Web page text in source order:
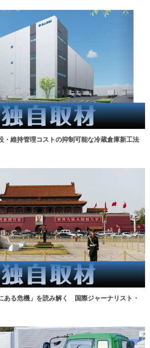
・維持管理コストの抑制可能な冷蔵倉庫新工法
ある危機」を読み解く 国際ジャーナリスト・